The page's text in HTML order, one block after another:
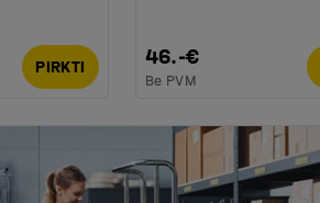
PIRKTI 46.-€
Be PVM